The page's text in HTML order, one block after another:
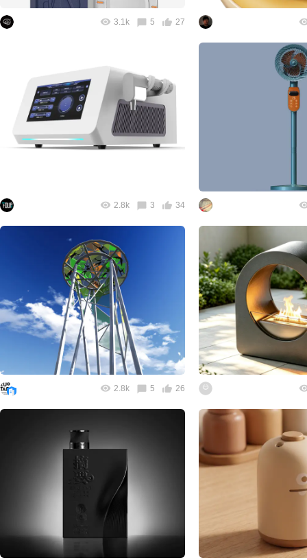
3.1k 5 27
2.8k 3 34
2.8k 5 26